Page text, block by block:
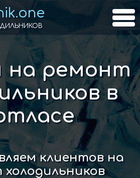
на ремонт
в
клиентов на